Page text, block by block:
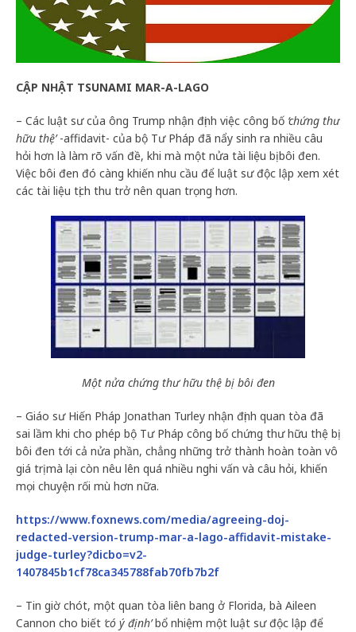
CẬP NHẬT TSUNAMI MAR-A-LAGO
– Các luật sư của ông Trump nhận định việc công bố ‘chứng thư
hữu thệ’-affidavit- của bộ Tư Pháp đã nẩy sinh ra nhiều câu
hỏi hơn là làm rõ vấn đề, khi mà một nửa tài liệu bị bôi đen.
Việc bôi đen đó càng khiến nhu cầu để luật sư độc lập xem xét
các tài liệu tịch thu trở nên quan trọng hơn.
Một nửa chứng thư hữu thệ bị bôi đen
– Giáo sư Hiến Pháp Jonathan Turley nhận định quan tòa đã
sai lầm khi cho phép bộ Tư Pháp công bố chứng thư hữu thệ bị
bôi đen tới cả nửa phần, chẳng những trở thành hoàn toàn vô
giá trị mà lại còn nêu lên quá nhiều nghi vấn và câu hỏi, khiến
mọi chuyện rối mù hơn nữa.
https://www.foxnews.com/media/agreeing-doj-
redacted-version-trump-mar-a-lago-affidavit-mistake-
judge-turley?dicbo=v2-
1407845b1cf78ca345788fab70fb7b2f
– Tin giờ chót, một quan tòa liên bang ở Florida, bà Aileen
Cannon cho biết ‘có ý định’bổ nhiệm một luật sư độc lập để